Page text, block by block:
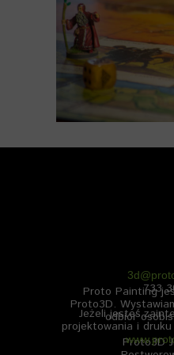
733
Jeżeli jesteś
projektowania i
Proto Painting
Proto3D.
odbiór
Proto3D